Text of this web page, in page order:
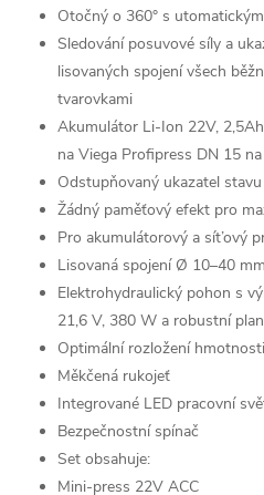
Otočný o 360° s
Sledování posuvové síly a
lisovaných spojení všech
tvarovkami
Akumulátor Li-Ion 22V,
na Viega Profipress DN 15
Odstupňovaný ukazatel
Žádný paměťový efekt pro
Pro akumulátorový a sít’ový
Lisovaná spojení Ø 10–40
Elektrohydraulický pohon s
21,6 V, 380 W a robustní
Optimální rozložení
Měkčená rukojeť
Integrované LED pracovní
Bezpečnostní spínač
Set obsahuje:
Mini-press 22V ACC